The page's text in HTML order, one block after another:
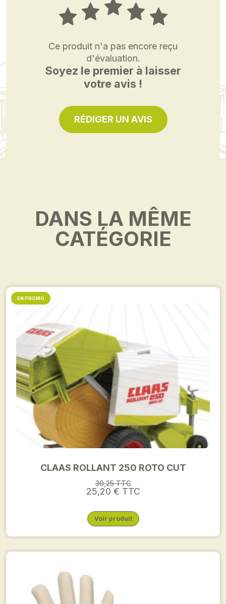
Ce produit n'a pas encore reçu
d'évaluation.
Soyez le premier à laisser
votre avis !
RÉDIGER UN AVIS
DANS LA MÊME
CATÉGORIE
CLAAS ROLLANT 250 ROTO CUT
30,25 TTC
25,20 € TTC
Voir produit
EN PROMO